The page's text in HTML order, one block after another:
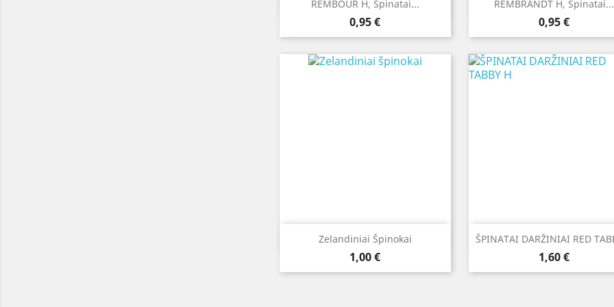
REMBOUR H, Špinatai...
Kaina
0,95 €
 REMBRANDT H, Špinatai...
Kaina
0,95 €

Zelandiniai Špinokai
Kaina
1,00 €
 Greita peržiūra ŠPINATAI DARŽINIAI RED
Kaina
1,60 €
 Greita peržiūra